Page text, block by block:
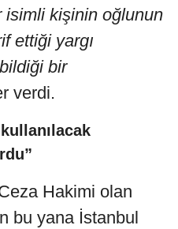
isimli kişinin oğlunun
ettiği yargı
bir
verdi.
Hakimi olan
bu yana İstanbul